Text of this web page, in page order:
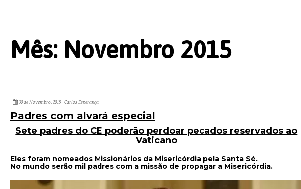
Mês: Novembro 2015
30 de Novembro, 2015 Carlos Esperança
Padres com alvará especial
Sete padres do CE poderão perdoar pecados reservados ao
Vaticano
Eles foram nomeados Missionários da Misericórdia pela Santa Sé.
No mundo serão mil padres com a missão de propagar a Misericórdia.